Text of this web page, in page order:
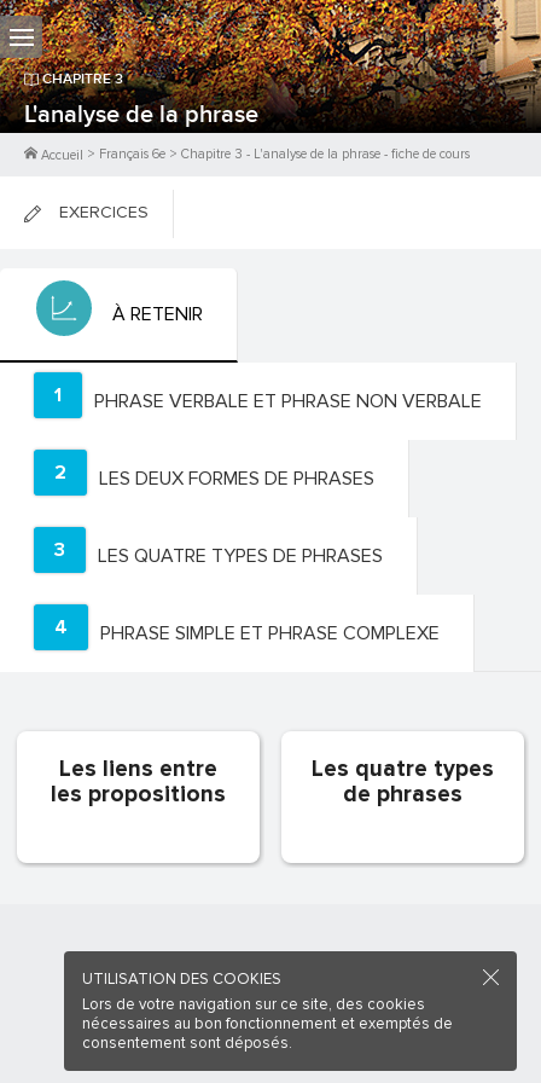
CHAPITRE3
L'analyse de la phrase
Accueil > Français 6e > Chapitre 3 - L'analyse de la phrase - fiche de cours
EXERCICES
FICHES DE COURS
À RETENIR
1 PHRASE VERBALE ET PHRASE NON VERBALE
2 LES DEUX FORMES DE PHRASES
3 LES QUATRE TYPES DE PHRASES
4 PHRASE SIMPLE ET PHRASE COMPLEXE
Les liens entre
les propositions
Les quatre types
de phrases
UTILISATION DES COOKIES
Lors de votre navigation sur ce site, des cookies
nécessaires au bon fonctionnement et exemptés de
consentement sont déposés.